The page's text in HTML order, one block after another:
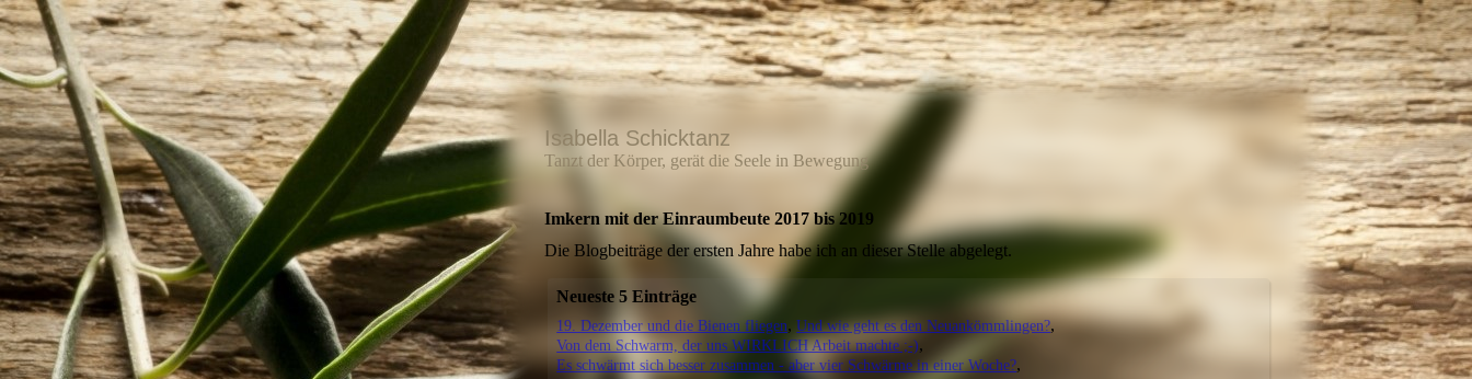
Isabella Schicktanz
Tanzt der Körper, gerät die Seele in Bewegung
Imkern mit der Einraumbeute 2017 bis 2019
Die Blogbeiträge der ersten Jahre habe ich an dieser Stelle abgelegt.
Neueste 5 Einträge
19. Dezember und die Bienen fliegen Und wie geht es den Neuankömmlingen?
Von dem Schwarm, der uns WIRKLICH Arbeit machte ;-)
Es schwärmt sich besser zusammen - aber vier Schwärme in einer Woche?